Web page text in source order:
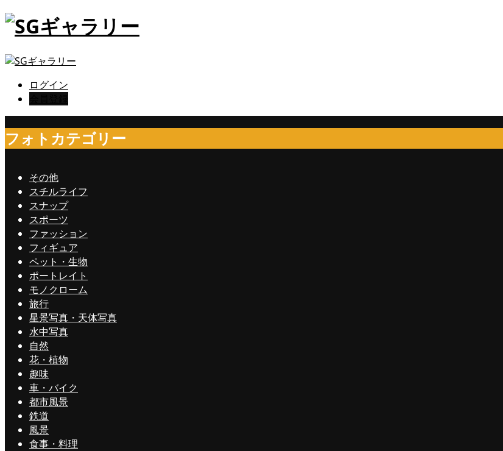
ログイン
フォトカテゴリー
その他
スチルライフ
スナップ
スポーツ
ファッション
フィギュア
ペット・生物
ポートレイト
モノクローム
旅行
星景写真・天体写真
水中写真
自然
花・植物
趣味
車・バイク
都市風景
鉄道
風景
食事・料理